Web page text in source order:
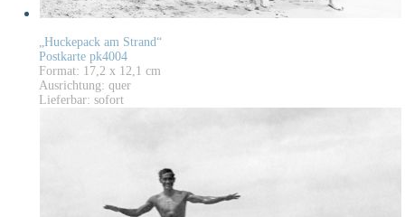
„Huckepack am Strand“
Postkarte pk4004
Format: 17,2 x 12,1 cm
Ausrichtung: quer
Lieferbar: sofort